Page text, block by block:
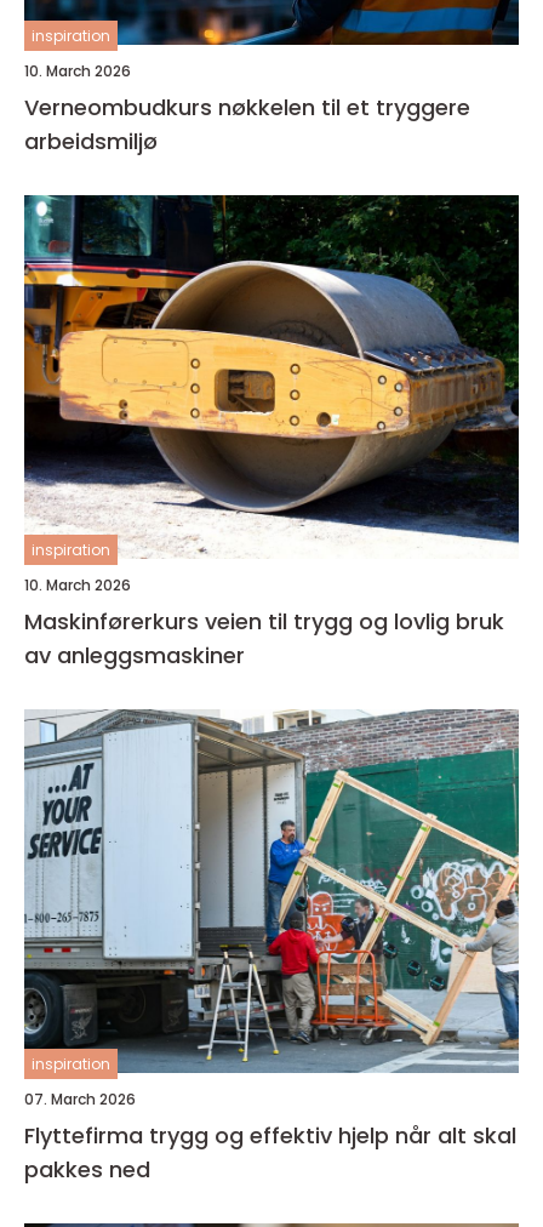
inspiration
10. March 2026
Verneombudkurs nøkkelen til et tryggere
arbeidsmiljø
inspiration
10. March 2026
Maskinførerkurs veien til trygg og lovlig bruk
av anleggsmaskiner
inspiration
07. March 2026
Flyttefirma trygg og effektiv hjelp når alt skal
pakkes ned